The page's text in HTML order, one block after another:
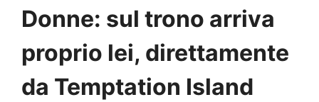
Donne: sul trono arriva
proprio lei, direttamente
da Temptation Island